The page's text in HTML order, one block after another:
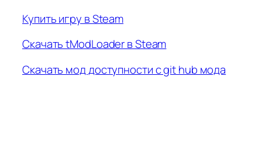
Купить игру в Steam
Скачать tModLoader в Steam
Скачать мод доступности с git hub мода